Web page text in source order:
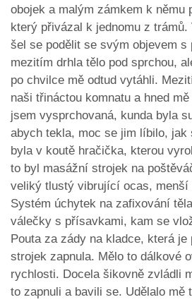
obojek a malým zámkem k němu
který přivázal k jednomu z
šel se podělit se svým objevem s
mezitím drhla tělo pod sprchou,
po chvilce mě odtud vytáhli.
naši třináctou komnatu a hned
jsem vysprchovaná, kunda byla
abych tekla, moc se jim líbilo,
byla v koutě hračička, kterou
to byl masážní strojek na
veliký tlustý vibrující ocas, menší
Systém úchytek na zafixování
válečky s přísavkami, kam se
Pouta za zády na kladce, která je
strojek zapnula. Mělo to dálkové
rychlosti. Docela šikovně zvládli
to zapnuli a bavili se. Udělalo mě